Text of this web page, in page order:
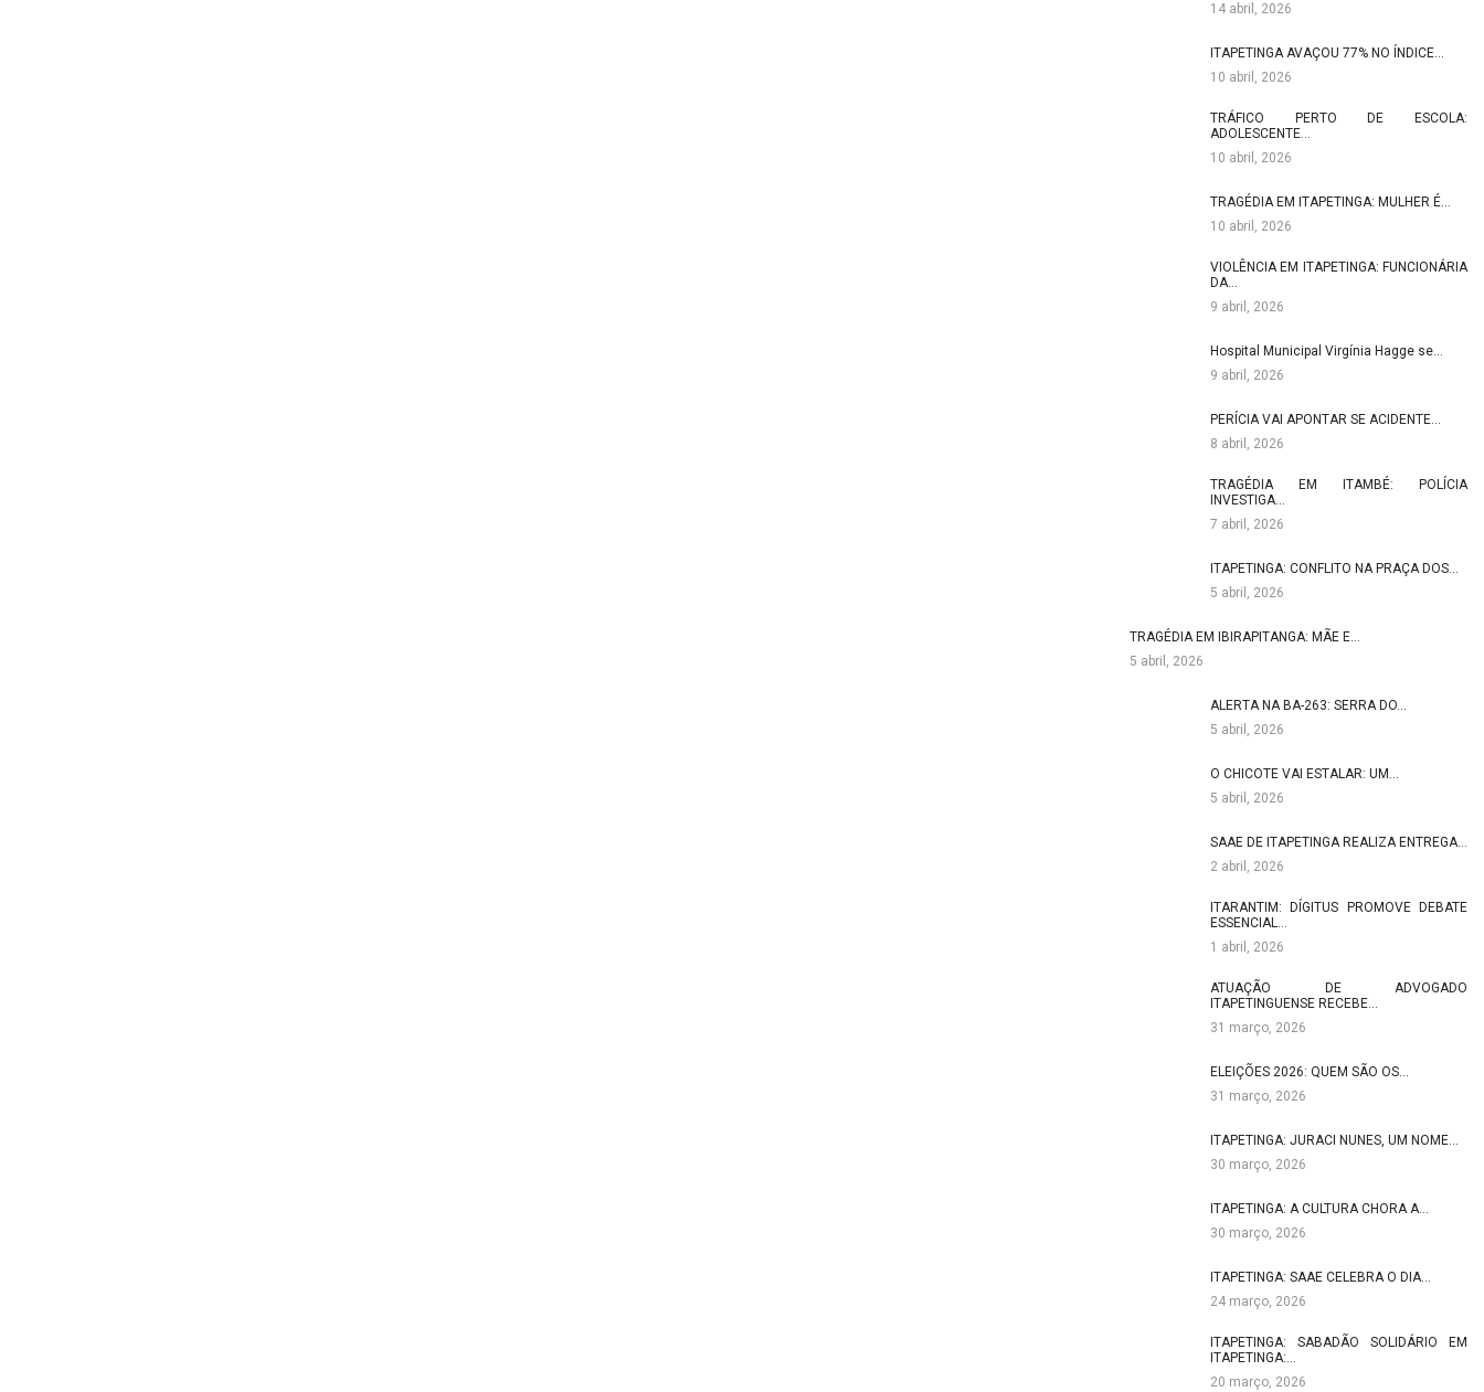
14 abril, 2026
ITAPETINGA AVAÇOU 77% NO ÍNDICE…
10 abril, 2026
TRÁFICO PERTO DE ESCOLA:
ADOLESCENTE…
10 abril, 2026
TRAGÉDIA EM ITAPETINGA: MULHER É…
10 abril, 2026
VIOLÊNCIA EM ITAPETINGA: FUNCIONÁRIA
DA…
9 abril, 2026
Hospital Municipal Virgínia Hagge se…
9 abril, 2026
PERÍCIA VAI APONTAR SE ACIDENTE…
8 abril, 2026
TRAGÉDIA EM ITAMBÉ: POLÍCIA
INVESTIGA…
7 abril, 2026
ITAPETINGA: CONFLITO NA PRAÇA DOS…
5 abril, 2026
TRAGÉDIA EM IBIRAPITANGA: MÃE E…
5 abril, 2026
ALERTA NA BA-263: SERRA DO…
5 abril, 2026
O CHICOTE VAI ESTALAR: UM…
5 abril, 2026
SAAE DE ITAPETINGA REALIZA ENTREGA…
2 abril, 2026
ITARANTIM: DÍGITUS PROMOVE DEBATE
ESSENCIAL…
1 abril, 2026
ATUAÇÃO DE ADVOGADO
ITAPETINGUENSE RECEBE…
31 março, 2026
ELEIÇÕES 2026: QUEM SÃO OS…
31 março, 2026
ITAPETINGA: JURACI NUNES, UM NOME…
30 março, 2026
ITAPETINGA: A CULTURA CHORA A…
30 março, 2026
ITAPETINGA: SAAE CELEBRA O DIA…
24 março, 2026
ITAPETINGA: SABADÃO SOLIDÁRIO EM
ITAPETINGA:…
20 março, 2026